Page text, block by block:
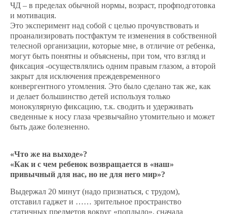
ЧД – в пределах обычной нормы, возраст, профподготовка
и мотивация.
Это эксперимент над собой с целью прочувствовать и
проанализировать постфактум те изменения в собственной
телесной организации, которые мне, в отличие от ребенка,
могут быть понятны и объяснены, при том, что взгляд и
фиксация -осуществлялись одним правым глазом, а второй
закрыт для исключения преждевременного
конвергентного утомления. Это было сделано так же, как
и делает большинство детей используя только
монокулярную фиксацию, т.к. сводить и удерживать
сведенные к носу глаза чрезвычайно утомительно и может
быть даже болезненно.
«Что же на выходе»?
«Как и с чем ребенок возвращается в «наш»
привычный для нас, но не для него мир»?
Выдержал 20 минут (надо признаться, с трудом),
отставил гаджет и …… зрительное пространство
статичных предметов вокруг «поплыло», сначала